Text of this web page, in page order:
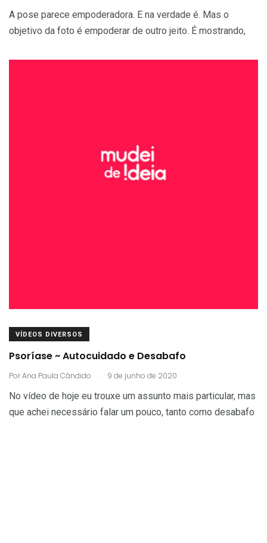
A pose parece empoderadora. E na verdade é. Mas o
objetivo da foto é empoderar de outro jeito. É mostrando,
VÍDEOS DIVERSOS
Psoríase ~ Autocuidado e Desabafo
PorAna Paula Cândido . 9 de junho de 2020
No vídeo de hoje eu trouxe um assunto mais particular, mas
que achei necessário falar um pouco, tanto como desabafo